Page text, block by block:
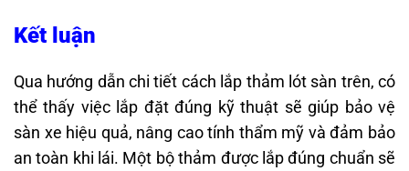
Kết luận
Qua hướng dẫn chi tiết cách lắp thảm lót sàn trên, có
thể thấy việc lắp đặt đúng kỹ thuật sẽ giúp bảo vệ
sàn xe hiệu quả, nâng cao tính thẩm mỹ và đảm bảo
an toàn khi lái. Một bộ thảm được lắp đúng chuẩn sẽ